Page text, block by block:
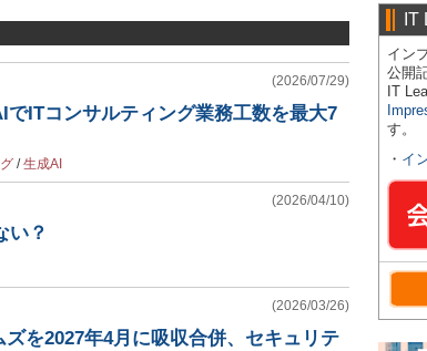
(2026/07/29)
ITコンサルティング業務工数を最大7
/生成AI
(2026/04/10)
い？
(2026/03/26)
を2027年4月に吸収合併、セキュリテ
IT
イン
公開
IT
す。
・ イ